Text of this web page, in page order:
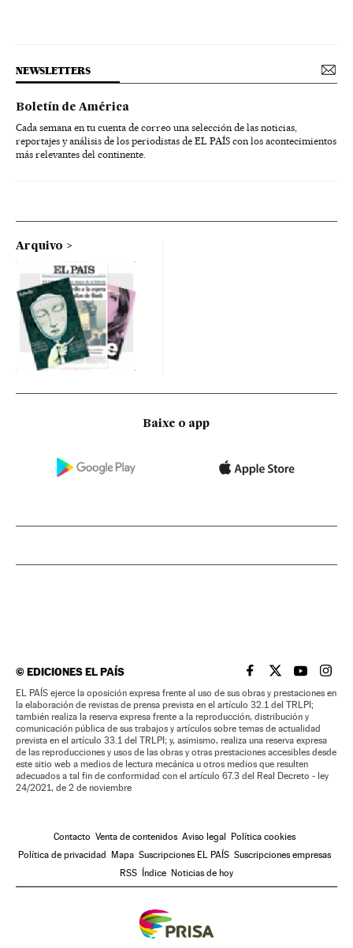
NEWSLETTERS
Boletín de América
Cada semana en tu cuenta de correo una selección de las noticias,
reportajes y análisis de los periodistas de EL PAÍS con los acontecimientos
más relevantes del continente.
Arquivo
Baixe o app
©EDICIONES EL PAÍS EL PAÍS BRASIL EN
EL PAÍSEL PAÍS
EL
EL PAÍS ejerce la oposición expresa frente al uso de sus obras y prestaciones en
la elaboración de revistas de prensa prevista en el artículo 32.1 del TRLPI;
también realiza la reserva expresa frente a la reproducción, distribución y
comunicación pública de sus trabajos y artículos sobre temas de actualidad
prevista en el artículo 33.1 del TRLPI; y, asimismo, realiza una reserva expresa
de las reproducciones y usos de las obras y otras prestaciones accesibles desde
este sitio web a medios de lectura mecánica u otros medios que resulten
adecuados a tal fin de conformidad con el artículo 67.3 del Real Decreto - ley
24/2021, de 2 de noviembre
Contacto Venta de contenidos Aviso legal Política cookies
Política de privacidad Mapa Suscripciones EL PAÍS Suscripciones empresas
RSS Índice Noticias de hoy